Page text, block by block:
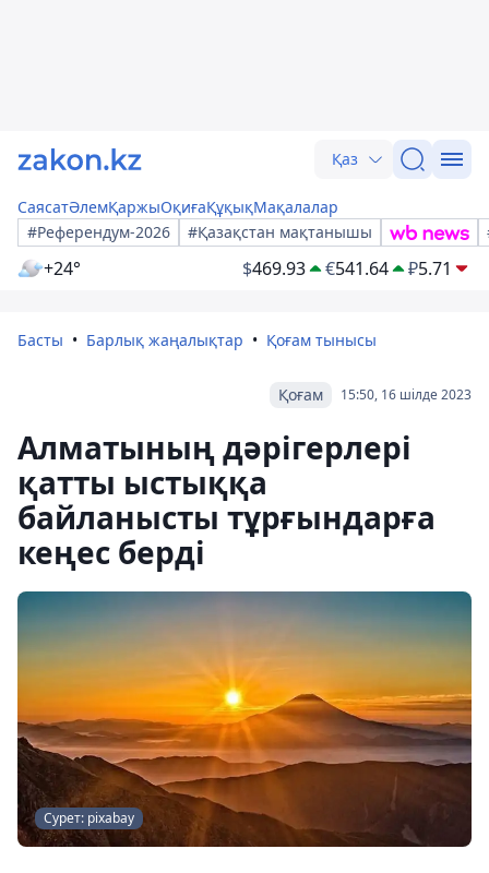
Қаз
СаясатӘлемҚаржыОқиғаҚұқықМақалалар
#Референдум-2026
#Қазақстан мақтанышы
+24° $469.93 €541.64 ₽5.71
Басты Барлық жаңалықтар Қоғам тынысы
15:50, 16 шілде 2023
Қоғам
Алматының дәрігерлері
қатты ыстыққа
байланысты тұрғындарға
кеңес берді
Сурет: pixabay